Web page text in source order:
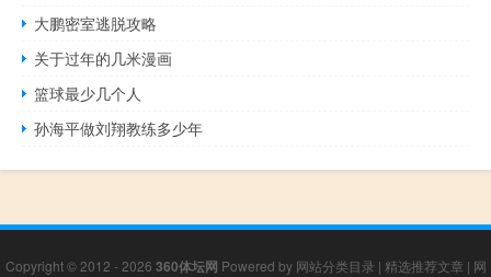
大鹏密室逃脱攻略
关于过年的几米漫画
篮球最少几个人
孙海平做刘翔教练多少年
Copyright © 2012 - 2026 360体坛网 Powered by 网站分类目录 | 精选推荐文章 | 网